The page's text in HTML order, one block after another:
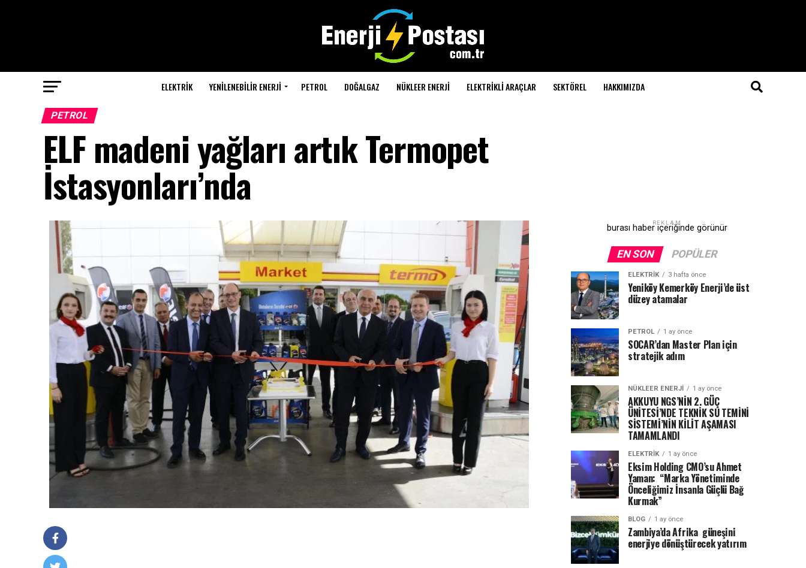
ELEKTRİK YENILENEBILIR ENERJI PETROL DOĞALGAZ NÜKLEER ENERJI ELEKTRIKLI ARAÇLAR SEKTÖREL HAKKIMIZDA
PETROL
ELF madeni yağları artık Termopet
İstasyonları’nda
REKLAM
burası haber içeriğinde görünür
EN SON POPÜLER
ELEKTRİK 3 hafta önce
Yeniköy Kemerköy Enerji’de üst
düzey atamalar
PETROL 1 ay önce
SOCAR’dan Master Plan için
stratejik adım
NÜKLEER ENERJI 1 ay önce
AKKUYU NGS’NİN 2. GÜÇ
ÜNİTESİ’NDE TEKNİK SU TEMİNİ
SİSTEMİ’NİN KİLİT AŞAMASI
TAMAMLANDI
ELEKTRİK 1 ay önce
Eksim Holding CMO’su Ahmet
Yaman: “Marka Yönetiminde
Önceliğimiz İnsanla Güçlü Bağ
Kurmak”
BLOG 1 ay önce
Zambiya’da Afrika güneşini
enerjiye dönüştürecek yatırım